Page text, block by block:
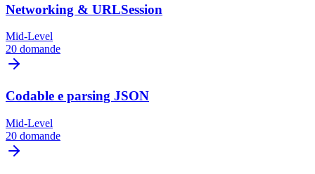
Networking & URLSession
Mid-Level
20 domande
Codable e parsing JSON
Mid-Level
20 domande